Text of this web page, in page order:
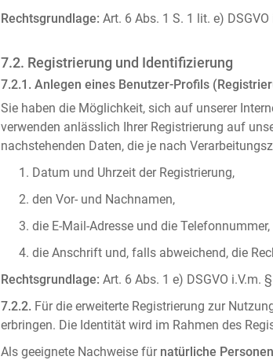
Rechtsgrundlage: Art. 6 Abs. 1 S. 1 lit. e)
7.2. Registrierung und Identifizierung
7.2.1. Anlegen eines Benutzer-Profils
Sie haben die Möglichkeit, sich auf unserer
verwenden anlässlich Ihrer Registrierung auf
nachstehenden Daten, die je nach
Datum und Uhrzeit der Registrierung,
den Vor- und Nachnamen,
die E-Mail-Adresse und die Telefonnummer,
die Anschrift und, falls abweichend, die
Rechtsgrundlage: Art. 6 Abs. 1 e) DSGVO i.V.m.
7.2.2. Für die erweiterte Registrierung zur
erbringen. Die Identität wird im Rahmen des
Als geeignete Nachweise für natürliche Personen